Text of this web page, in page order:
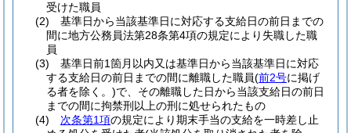
受けた職員
(2)
基準日から当該基準日に対応する支給日の前日までの
間に地方公務員法第28条第4項の規定により失職した職
員
(3)
基準日前1箇月以内又は基準日から当該基準日に対応
する支給日の前日までの間に離職した職員(前2号に掲げ
る者を除く。)で、その離職した日から当該支給日の前日
までの間に拘禁刑以上の刑に処せられたもの
(4)
次条第1項の規定により期末手当の支給を一時差し止